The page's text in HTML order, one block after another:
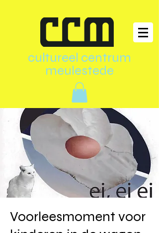
cultureel centrum
meulestede
Voorleesmoment voor